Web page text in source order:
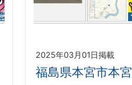
2025年03月01日掲載
福島県本宮市本宮